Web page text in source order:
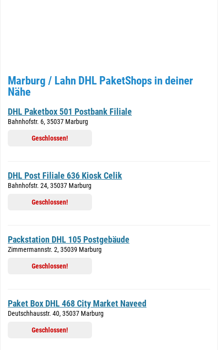
Marburg / Lahn DHL PaketShops in deiner
Nähe
DHL Paketbox 501 Postbank Filiale
Bahnhofstr. 6, 35037 Marburg
Geschlossen!
DHL Post Filiale 636 Kiosk Celik
Bahnhofstr. 24, 35037 Marburg
Geschlossen!
Packstation DHL 105 Postgebäude
Zimmermannstr. 2, 35039 Marburg
Geschlossen!
Paket Box DHL 468 City Market Naveed
Deutschhausstr. 40, 35037 Marburg
Geschlossen!